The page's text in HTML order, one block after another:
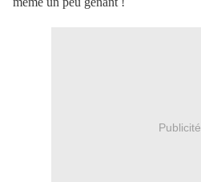
Publicité